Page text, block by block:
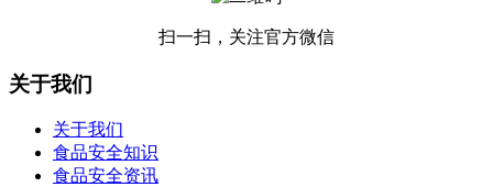
扫一扫，关注官方微信
关于我们
关于我们
食品安全知识
食品安全资讯